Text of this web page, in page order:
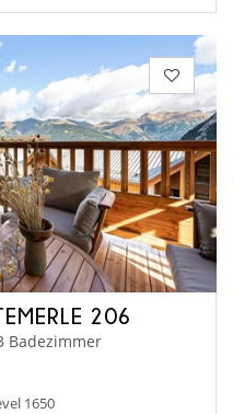
206
Badezimmer
1650